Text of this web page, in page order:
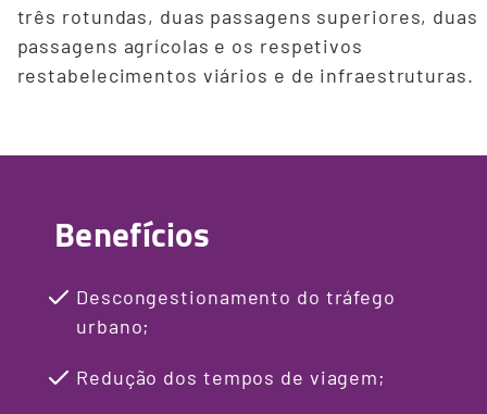
três rotundas, duas passagens superiores, duas
passagens agrícolas e os respetivos
restabelecimentos viários e de infraestruturas.
Benefícios
Descongestionamento do tráfego
urbano;
Redução dos tempos de viagem;